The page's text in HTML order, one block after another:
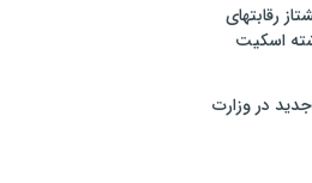
رقابتهای
اسکیت
در وزارت